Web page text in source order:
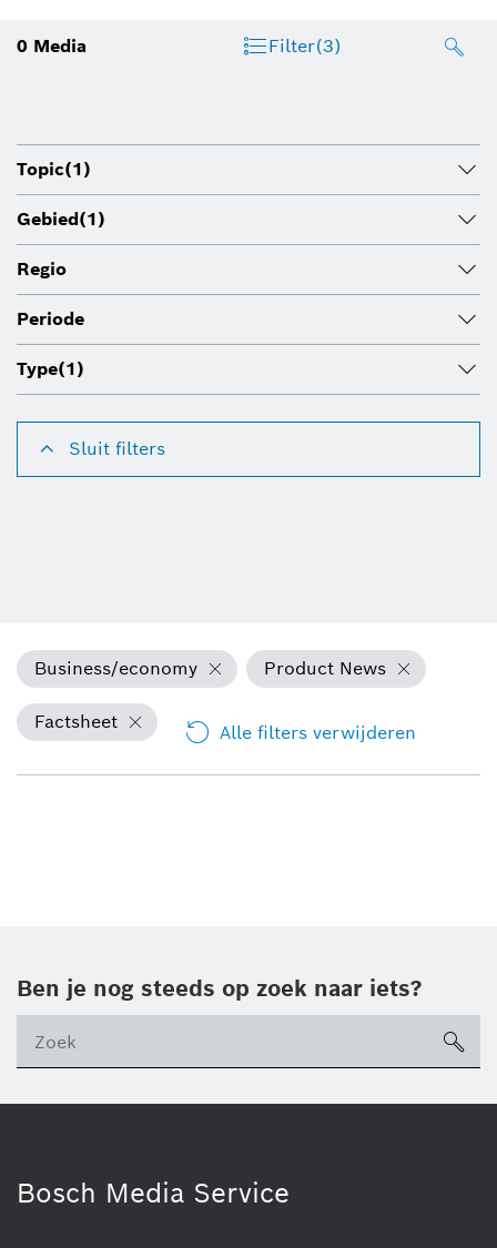
0 Media Filter(3)
Topic(1)
Gebied(1)
Regio
Periode
Type(1)
Sluit filters
Business/economy Product News
Factsheet Alle filters verwijderen
Ben je nog steeds op zoek naar iets?
Bosch Media Service